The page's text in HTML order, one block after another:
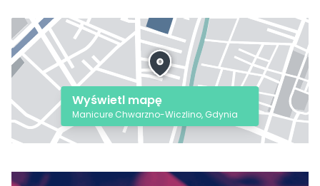
Wyświetl mapę
Manicure Chwarzno-Wiczlino, Gdynia